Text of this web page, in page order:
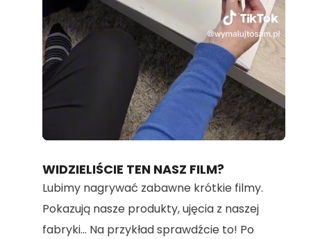
Loaded:
70.36%
WIDZIELIŚCIE TEN NASZ FILM?
Lubimy nagrywać zabawne krótkie filmy.
Pokazują nasze produkty, ujęcia z naszej
fabryki... Na przykład sprawdźcie to! Po